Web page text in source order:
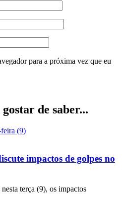
para a próxima vez que eu
de saber...
impactos de golpes no
terça (9), os impactos